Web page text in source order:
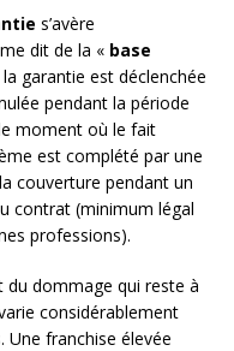
s’avère
dit de la « base
garantie est déclenchée
pendant la période
moment où le fait
est complété par une
couverture pendant un
contrat (minimum légal
professions).
du dommage qui reste à
considérablement
franchise élevée